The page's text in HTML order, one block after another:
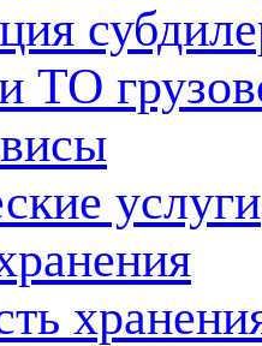
ТО
услуги